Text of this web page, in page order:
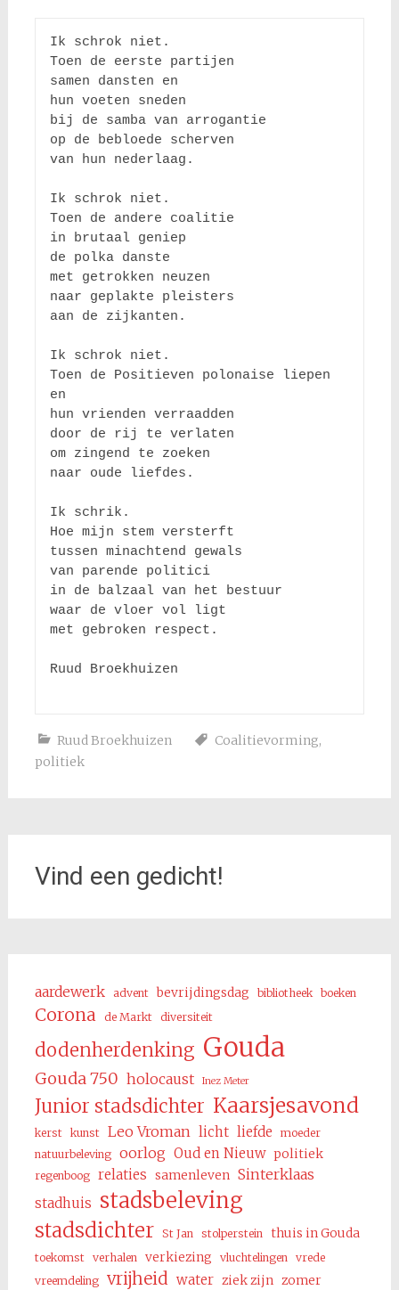
Ik schrok niet.
Toen de eerste partijen
samen dansten en
hun voeten sneden
bij de samba van arrogantie
op de bebloede scherven
van hun nederlaag.
Ik schrok niet.
Toen de andere coalitie
in brutaal geniep
de polka danste
met getrokken neuzen
naar geplakte pleisters
aan de zijkanten.
Ik schrok niet.
Toen de Positieven polonaise liepen
en
hun vrienden verraadden
door de rij te verlaten
om zingend te zoeken
naar oude liefdes.
Ik schrik.
Hoe mijn stem versterft
tussen minachtend gewals
van parende politici
in de balzaal van het bestuur
waar de vloer vol ligt
met gebroken respect.
Ruud Broekhuizen
Ruud Broekhuizen Coalitievorming,
politiek
Vind een gedicht!
aardewerk advent bevrijdingsdag bibliotheek boeken
Corona de Markt diversiteit
dodenherdenking Gouda
Gouda 750 holocaust Inez Meter
Junior stadsdichter Kaarsjesavond
kerst kunst Leo Vroman licht liefde
moeder
natuurbeleving
oorlog Oud en Nieuw politiek
regenboog relaties samenleven Sinterklaas
stadhuis stadsbeleving
stadsdichter St Jan stolperstein thuis in Gouda
toekomst verhalen verkiezing vluchtelingen
vrede
vreemdeling
vrijheid water ziek zijn zomer